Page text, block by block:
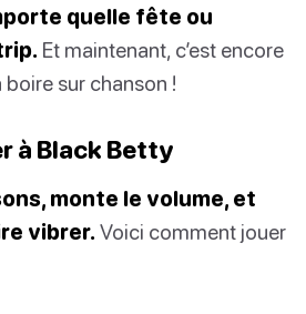
quelle fête ou
Et maintenant, c’est encore
sur chanson !
à Black Betty
monte le volume, et
vibrer. Voici comment jouer